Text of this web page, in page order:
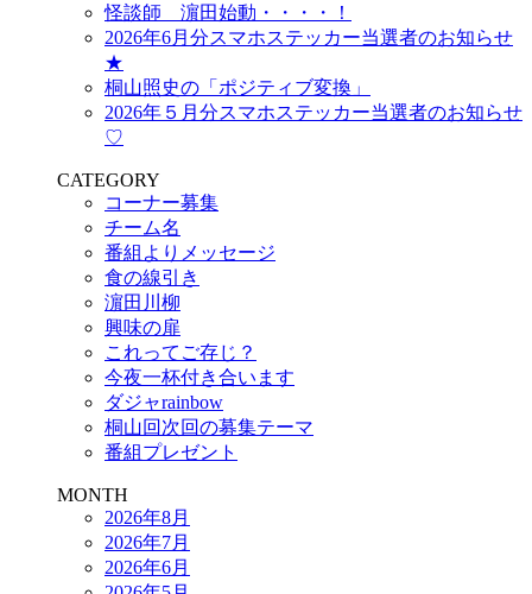
怪談師 濵田始動・・・・！
2026年6月分スマホステッカー当選者のお知らせ
★
桐山照史の「ポジティブ変換」
2026年５月分スマホステッカー当選者のお知らせ
♡
CATEGORY
コーナー募集
チーム名
番組よりメッセージ
食の線引き
濵田川柳
興味の扉
これってご存じ？
今夜一杯付き合います
ダジャrainbow
桐山回次回の募集テーマ
番組プレゼント
MONTH
2026年8月
2026年7月
2026年6月